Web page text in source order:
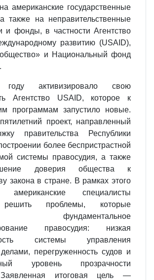
американские государственные
также на неправительственные
и фонды, в частности Агентство
развитию (USAID),
и Национальный фонд
активизировало свою
Агентство USAID, которое к
программам запустило новые.
проект, направленный
правительства Республики
более беспристрастной
системы правосудия, а также
доверия общества к
закона в стране. В рамках этого
американские специалисты
проблемы, которые
фундаментальное
правосудия: низкая
системы управления
перегруженность судов и
уровень прозрачности
итоговая цель —